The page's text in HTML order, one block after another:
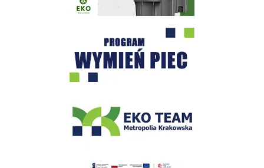
Program "Czyste Powietrze" - Wieliczka
Realizacja Programu Czyste Powietrze w Gminie Wieliczka